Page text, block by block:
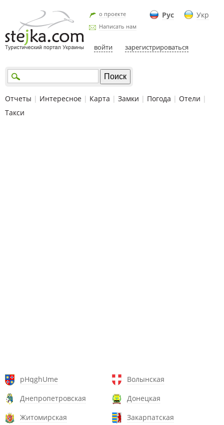
Рус Укр
о проекте
Написать нам
войти зарегистрироваться
Отчеты | Интересное | Карта | Замки | Погода | Отели |
Такси
pHqghUme
Волынская
Днепропетровская
Донецкая
Житомирская
Закарпатская